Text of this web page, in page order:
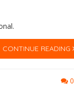
CONTINUE READING
0